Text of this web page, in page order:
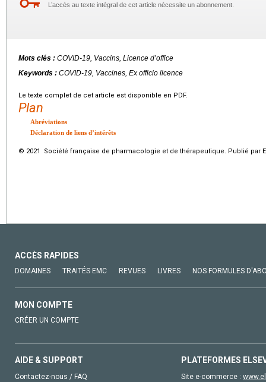
L’accès au texte intégral de cet article nécessite un abonnement.
Mots clés : COVID-19, Vaccins, Licence d’office
Keywords : COVID-19, Vaccines, Ex officio licence
Le texte complet de cet article est disponible en PDF.
Plan
Abréviations
Déclaration de liens d’intérêts
© 2021 Société française de pharmacologie et de thérapeutique. Publié par
ACCÈS RAPIDES
DOMAINES TRAITÉS EMC REVUES LIVRES NOS FORMULES
MON COMPTE
CRÉER UN COMPTE
AIDE & SUPPORT
Contactez-nous / FAQ
PLATEFORMES
Site e-commerce :